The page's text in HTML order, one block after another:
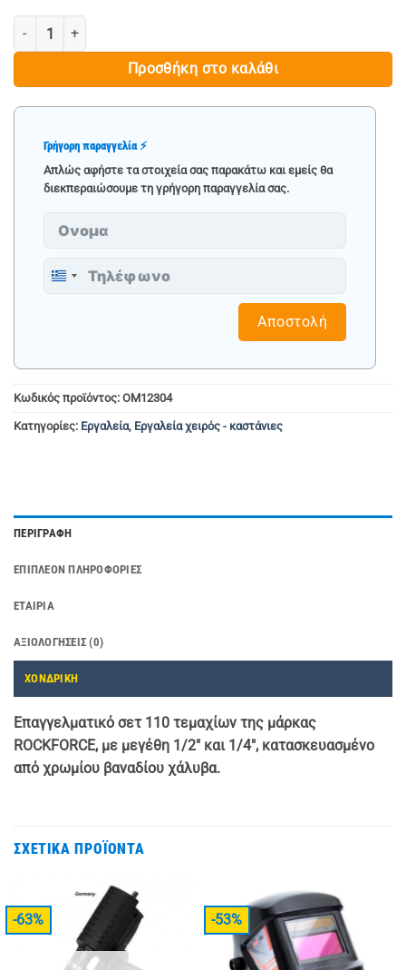
ΣΕΤ ΕΡΓΑΛΕΙΩΝ - ΚΑΣΤΑΝΙΑ 1/2"& 1/4" , 110 ΤΕΜΑΧΙΩΝ -
Προσθήκη στο καλάθι
Γρήγορη παραγγελία ⚡
Απλώς αφήστε τα στοιχεία σας παρακάτω και εμείς θα
διεκπεραιώσουμε τη γρήγορη παραγγελία σας.
Greece
Αποστολή
Κωδικός προϊόντος: OM12304
Κατηγορίες: Εργαλεία, Εργαλεία χειρός - καστάνιες
ΠΕΡΙΓΡΑΦΉ
ΕΠΙΠΛΈΟΝ ΠΛΗΡΟΦΟΡΊΕΣ
ΕΤΑΙΡΊΑ
ΑΞΙΟΛΟΓΉΣΕΙΣ (0)
ΧΟΝΔΡΙΚΗ
Επαγγελματικό σετ 110 τεμαχίων της μάρκας
ROCKFORCE, με μεγέθη 1/2″ και 1/4″, κατασκευασμένο
από χρωμίου βαναδίου χάλυβα.
ΣΧΕΤΙΚΆ ΠΡΟΪΌΝΤΑ
-63% -53%